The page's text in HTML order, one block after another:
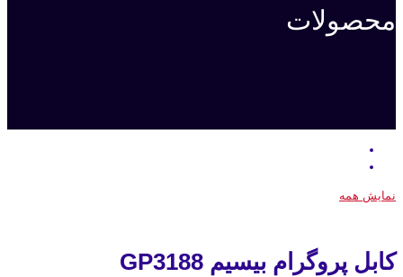
محصولات
نمایش همه
کابل پروگرام بیسیم GP3188